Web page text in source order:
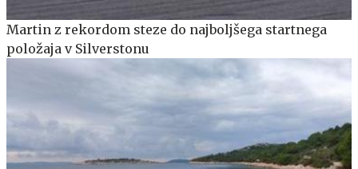
Martin z rekordom steze do najboljšega startnega
položaja v Silverstonu